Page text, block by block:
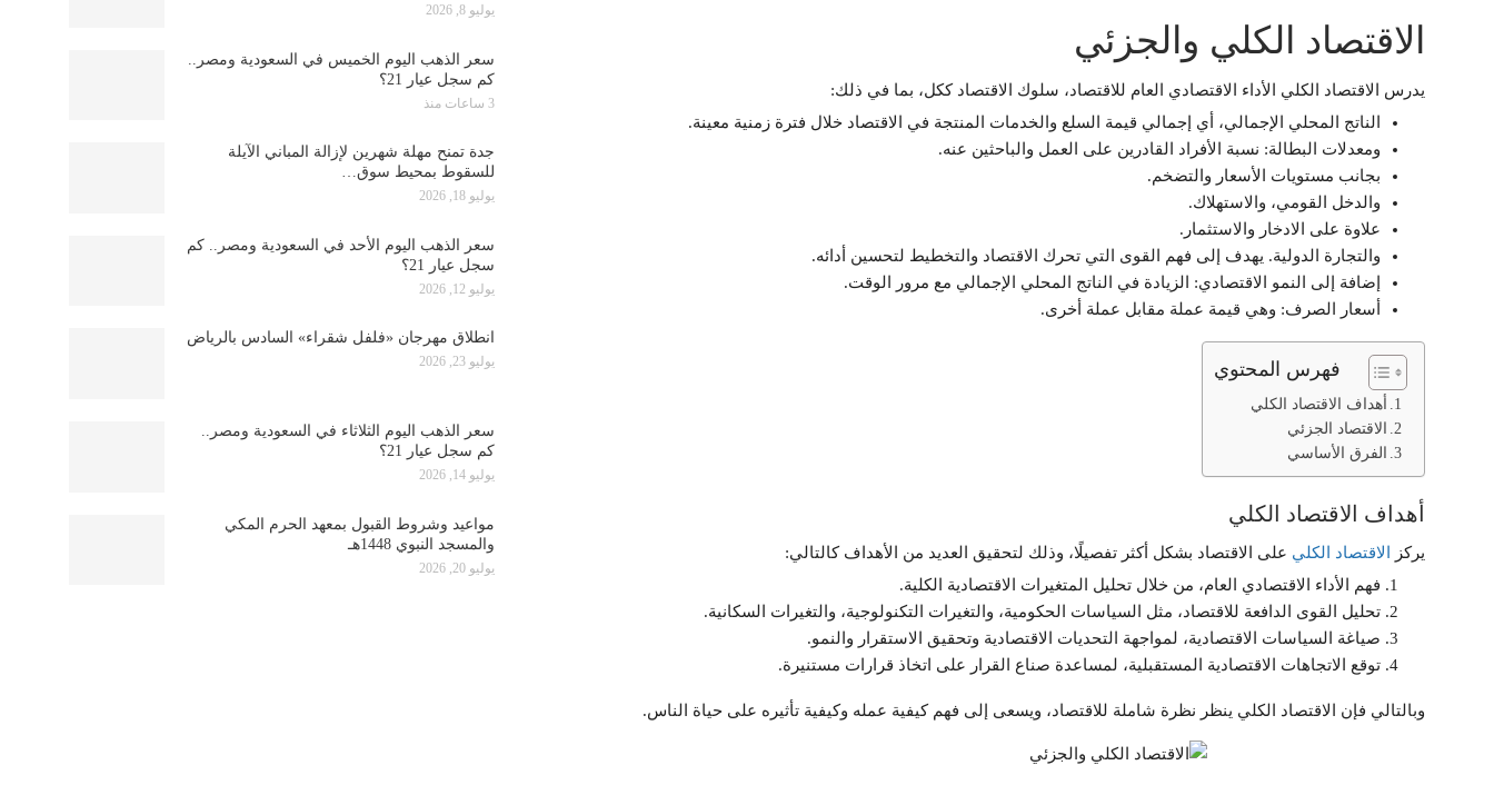
الاقتصاد الكلي والجزئي
يدرس الاقتصاد الكلي الأداء الاقتصادي العام للاقتصاد، سلوك الاقتصاد ككل، بما في ذلك:
الناتج المحلي الإجمالي، أي إجمالي قيمة السلع والخدمات المنتجة في الاقتصاد خلال فترة زمنية معينة.
ومعدلات البطالة: نسبة الأفراد القادرين على العمل والباحثين عنه.
بجانب مستويات الأسعار والتضخم.
والدخل القومي، والاستهلاك.
علاوة على الادخار والاستثمار.
والتجارة الدولية. يهدف إلى فهم القوى التي تحرك الاقتصاد والتخطيط لتحسين أدائه.
إضافة إلى النمو الاقتصادي: الزيادة في الناتج المحلي الإجمالي مع مرور الوقت.
أسعار الصرف: وهي قيمة عملة مقابل عملة أخرى.
فهرس المحتوي
أهداف الاقتصاد الكلي
الاقتصاد الجزئي
الفرق الأساسي
أهداف الاقتصاد الكلي
يركز الاقتصاد الكلي على الاقتصاد بشكل أكثر تفصيلًا، وذلك لتحقيق العديد من الأهداف كالتالي:
فهم الأداء الاقتصادي العام، من خلال تحليل المتغيرات الاقتصادية الكلية.
تحليل القوى الدافعة للاقتصاد، مثل السياسات الحكومية، والتغيرات التكنولوجية، والتغيرات السكانية.
صياغة السياسات الاقتصادية، لمواجهة التحديات الاقتصادية وتحقيق الاستقرار والنمو.
توقع الاتجاهات الاقتصادية المستقبلية، لمساعدة صناع القرار على اتخاذ قرارات مستنيرة.
وبالتالي فإن الاقتصاد الكلي ينظر نظرة شاملة للاقتصاد، ويسعى إلى فهم كيفية عمله وكيفية تأثيره على حياة الناس.
يوليو 8, 2026
سعر الذهب اليوم الخميس في السعودية ومصر..
كم سجل عيار 21؟
3 ساعات منذ
جدة تمنح مهلة شهرين لإزالة المباني الآيلة
للسقوط بمحيط سوق…
يوليو 18, 2026
سعر الذهب اليوم الأحد في السعودية ومصر.. كم
سجل عيار 21؟
يوليو 12, 2026
انطلاق مهرجان «فلفل شقراء» السادس بالرياض
يوليو 23, 2026
سعر الذهب اليوم الثلاثاء في السعودية ومصر..
كم سجل عيار 21؟
يوليو 14, 2026
مواعيد وشروط القبول بمعهد الحرم المكي
والمسجد النبوي 1448هـ
يوليو 20, 2026